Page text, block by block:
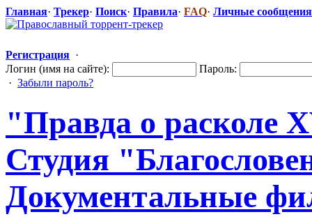
Главная· Трекер· Поиск· Правила· FAQ· Личные сообщения
Регистрация ·
Логин (имя на сайте):
Пароль:
· Забыли пароль?
"Правда о расколе
Студия "Благосл
Документальн​ые